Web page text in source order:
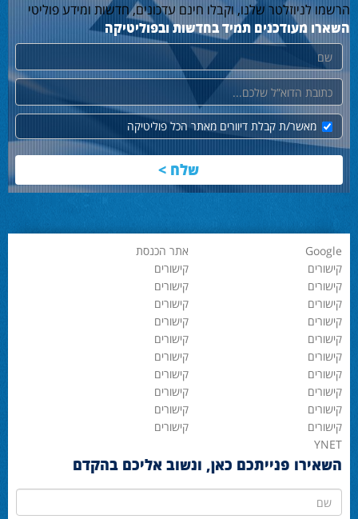
הרשמו לניוזלטר שלנו, וקבלו חינם עדכונים, חדשות ומידע פוליטי
השארו מעודכנים תמיד בחדשות ובפוליטיקה
שם
דוא"ל
מאשר/ת קבלת דיוורים מאתר הכל פוליטיקה
Google אתר הכנסת
YNET
קישורים קישורים
קישורים קישורים
קישורים קישורים
קישורים קישורים
קישורים קישורים
קישורים קישורים
קישורים קישורים
קישורים קישורים
קישורים קישורים
קישורים קישורים
השאירו פנייתכם כאן, ונשוב אליכם בהקדם
שם